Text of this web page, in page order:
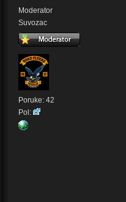
Moderator
Suvozac
Poruke: 42
Pol: